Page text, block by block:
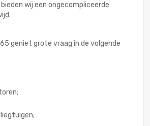
wij een ongecompliceerde
geniet grote vraag in de volgende